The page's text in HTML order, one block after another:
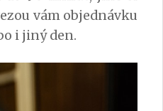
vám objednávku
i jiný den.